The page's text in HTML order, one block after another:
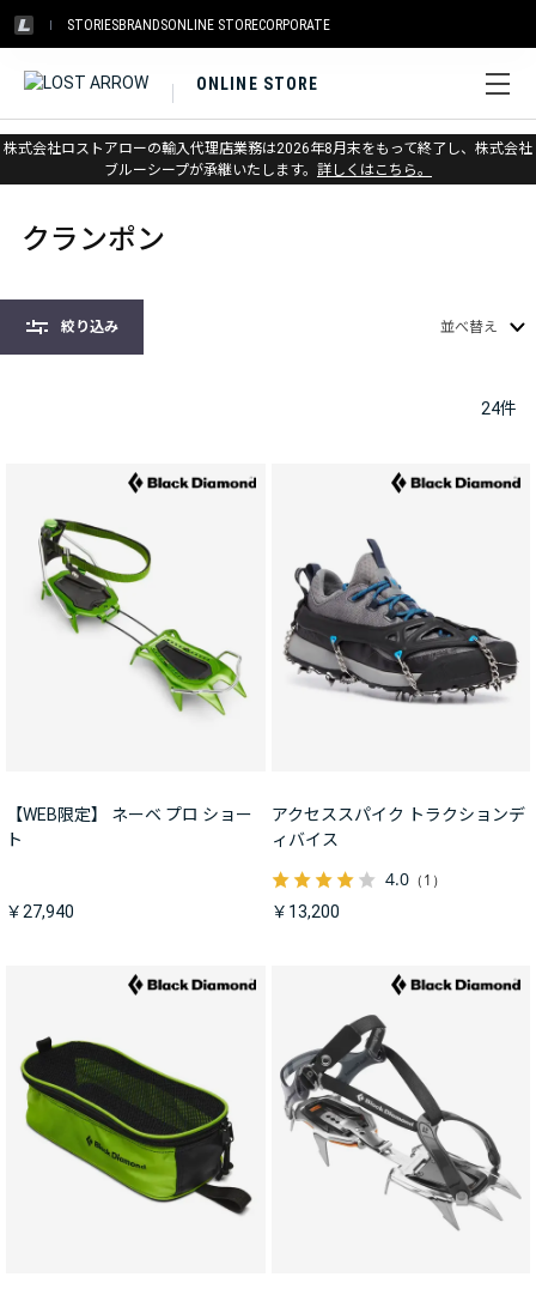
STORIESBRANDSONLINE STORECORPORATE
ONLINE STORE
株式会社ロストアローの輸入代理店業務は2026年8月末をもって終了し、株式会社
ブルーシープが承継いたします。 詳しくはこちら。
ホーム > クライミング > クランポン
クランポン
絞り込み 並べ替え
24件
【WEB限定】 ネーベ プロ ショー
ト
￥27,940
アクセススパイク トラクションデ
ィバイス
4.0（1）
￥13,200